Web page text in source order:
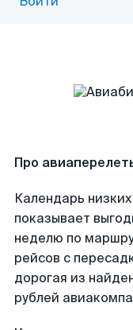
Про
Календарь
показывает
неделю по
рейсов с
дорогая из
рублей